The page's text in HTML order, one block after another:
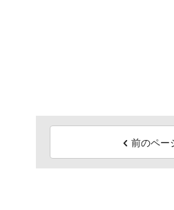
前のペー